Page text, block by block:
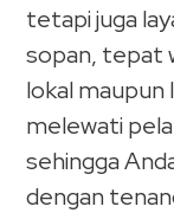
tetapi juga
sopan, tepat
lokal maupun
melewati
sehingga
dengan